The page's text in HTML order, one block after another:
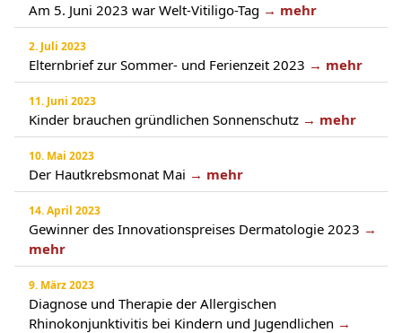
Am 5. Juni 2023 war Welt-Vitiligo-Tag → mehr
2. Juli 2023
Elternbrief zur Sommer- und Ferienzeit 2023 → mehr
11. Juni 2023
Kinder brauchen gründlichen Sonnenschutz → mehr
10. Mai 2023
Der Hautkrebsmonat Mai → mehr
14. April 2023
Gewinner des Innovationspreises Dermatologie 2023 →
mehr
9. März 2023
Diagnose und Therapie der Allergischen
Rhinokonjunktivitis bei Kindern und Jugendlichen →